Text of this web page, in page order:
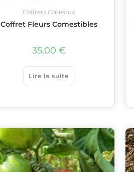
Coffrets Cadeaux
Coffret Fleurs Comestibles
35,00 €
Lire la suite